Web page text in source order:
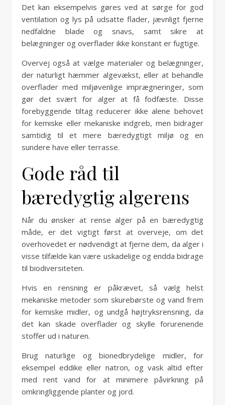
Det kan eksempelvis gøres ved at sørge for god
ventilation og lys på udsatte flader, jævnligt fjerne
nedfaldne blade og snavs, samt sikre at
belægninger og overflader ikke konstant er fugtige.
Overvej også at vælge materialer og belægninger,
der naturligt hæmmer algevækst, eller at behandle
overflader med miljøvenlige imprægneringer, som
gør det svært for alger at få fodfæste. Disse
forebyggende tiltag reducerer ikke alene behovet
for kemiske eller mekaniske indgreb, men bidrager
samtidig til et mere bæredygtigt miljø og en
sundere have eller terrasse.
Gode råd til
bæredygtig algerens
Når du ønsker at rense alger på en bæredygtig
måde, er det vigtigt først at overveje, om det
overhovedet er nødvendigt at fjerne dem, da alger i
visse tilfælde kan være uskadelige og endda bidrage
til biodiversiteten.
Hvis en rensning er påkrævet, så vælg helst
mekaniske metoder som skurebørste og vand frem
for kemiske midler, og undgå højtryksrensning, da
det kan skade overflader og skylle forurenende
stoffer ud i naturen.
Brug naturlige og bionedbrydelige midler, for
eksempel eddike eller natron, og vask altid efter
med rent vand for at minimere påvirkning på
omkringliggende planter og jord.